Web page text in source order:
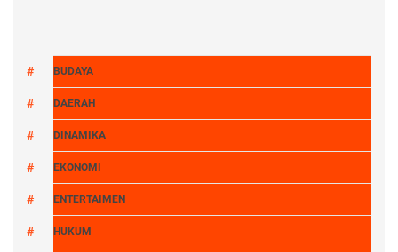
BUDAYA
DAERAH
DINAMIKA
EKONOMI
ENTERTAIMEN
HUKUM